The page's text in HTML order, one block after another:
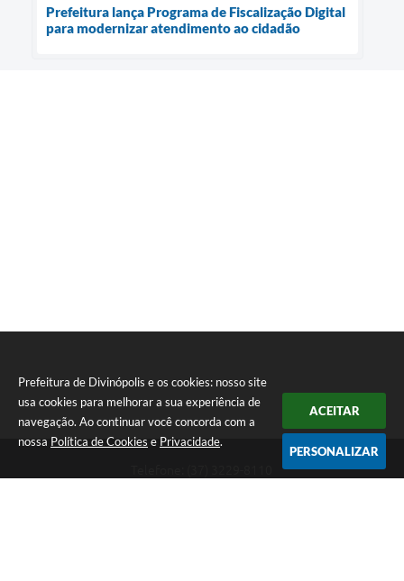
Prefeitura de Divinópolis e os cookies: nosso site
usa cookies para melhorar a sua experiência de
navegação. Ao continuar você concorda com a
nossa Política de Cookies e Privacidade.
ACEITAR
PERSONALIZAR
Prefeitura lança Programa de Fiscalização Digital
para modernizar atendimento ao cidadão